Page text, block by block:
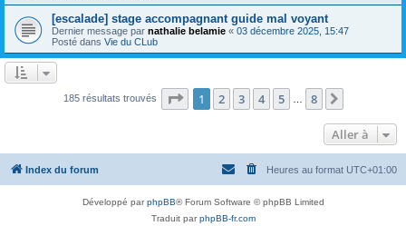
[escalade] stage accompagnant guide mal voyant
Dernier message par nathalie belamie « 03 décembre 2025, 15:47
Posté dans Vie du CLub
185 résultats trouvés Page 1sur8
1 2 3 4 5 8
Aller à
Index du forum Heures au format UTC+01:00
Développé parphpBB® Forum Software © phpBB Limited
Traduit parphpBB-fr.com